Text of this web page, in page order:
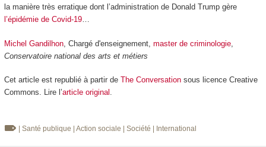
la manière très erratique dont l’administration de Donald Trump gère
l’épidémie de Covid-19…
Michel Gandilhon, Chargé d'enseignement, master de criminologie,
Conservatoire national des arts et métiers
Cet article est republié à partir de The Conversationsous licence Creative
Commons. Lire l’article original .
| Santé publique | Action sociale | Société | International